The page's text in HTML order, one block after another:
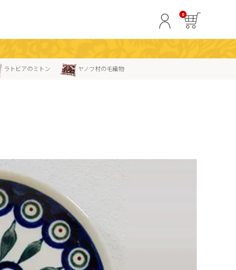
0
ラトビアのミトン ヤノフ村の毛織物